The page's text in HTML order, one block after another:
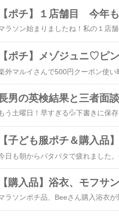
【ポチ】１店舗目 今年
【ポチ】メゾジュニ♡ピ
男の英検結果と三者面談
【購入品】浴衣、モフサ